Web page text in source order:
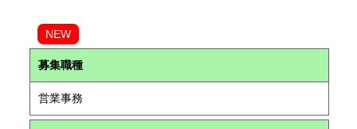
NEW
募集職種
営業事務